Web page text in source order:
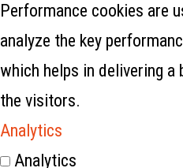
Performance cookies are
analyze the key
which helps in delivering
the visitors.
Analytics
Analytics